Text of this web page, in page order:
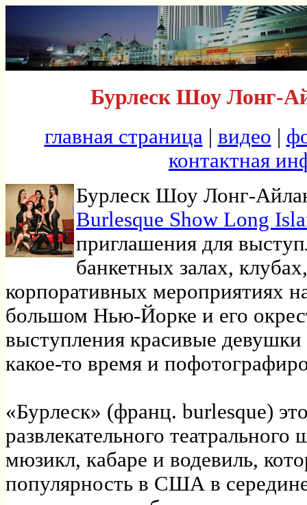
Бурлеск Шоу Лонг-
главная страница| видео |
контактная
Бурлеск Шоу Лонг-
Burlesque Show Long
приглашения для
банкетных залах,
корпоративных мероприятиях
большом Нью-Йорке и его
выступления красивые
какое-то время и
«Бурлеск» (франц. burlesque)
развлекательного
мюзикл, кабаре и водевиль,
популярность в США в